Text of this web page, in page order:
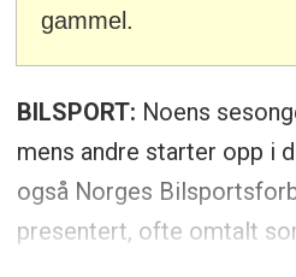
gammel.
BILSPORT: Noens
mens andre starter opp i
også Norges
presentert, ofte omtalt